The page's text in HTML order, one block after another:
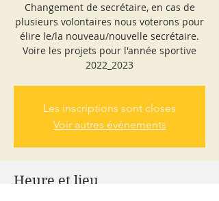
Changement de secrétaire, en cas de
plusieurs volontaires nous voterons pour
élire le/la nouveau/nouvelle secrétaire.
Voire les projets pour l'année sportive
2022_2023
Les inscriptions sont closes
Voir autres événements
Heure et lieu